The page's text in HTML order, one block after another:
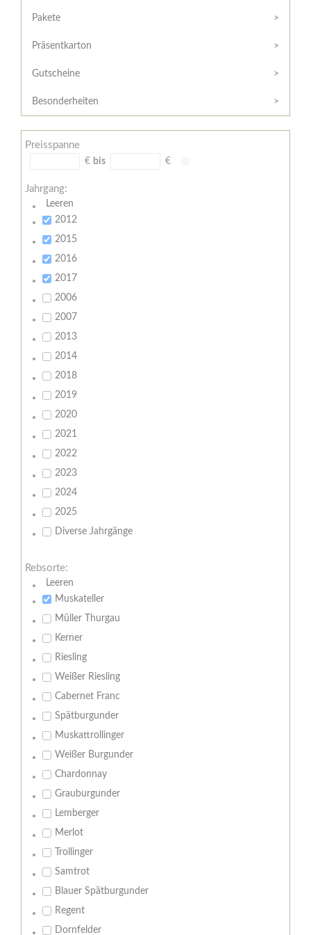
/
Widerrufsformular
AGB
Zahlungsbedingungen
Meine
Pakete
Präsentkarton
Gutscheine
Besonderheiten
Preisspanne
€ bis €
Jahrgang:
Leeren
2012
2015
2016
2017
2006
2007
2013
2014
2018
2019
2020
2021
2022
2023
2024
2025
Diverse Jahrgänge
Rebsorte:
Leeren
Muskateller
Müller Thurgau
Kerner
Riesling
Weißer Riesling
Cabernet Franc
Spätburgunder
Muskattrollinger
Weißer Burgunder
Chardonnay
Grauburgunder
Lemberger
Merlot
Trollinger
Samtrot
Blauer Spätburgunder
Regent
Dornfelder